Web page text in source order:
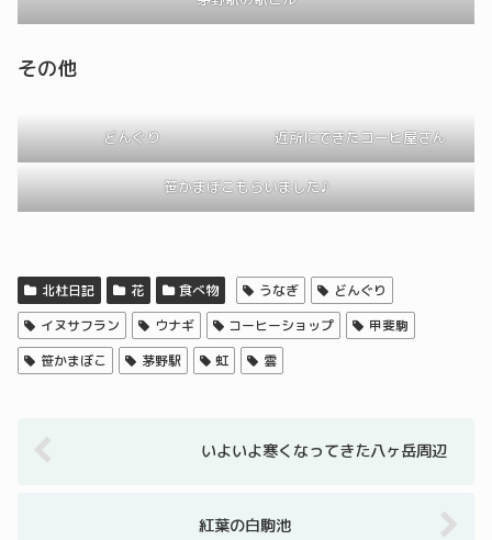
その他
どんぐり 近所にできたコーヒ屋さん
笹かまぼこもらいました♪
北杜日記 花 食べ物 うなぎ
どんぐり
イヌサフラン
ウナギ コーヒーショップ
甲斐駒
笹かまぼこ
茅野駅 虹 雲
いよいよ寒くなってきた八ヶ岳周辺
紅葉の白駒池